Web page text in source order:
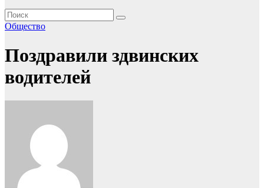
Общество
Поздравили здвинских
водителей